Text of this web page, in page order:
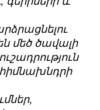
մեծ ծավալի